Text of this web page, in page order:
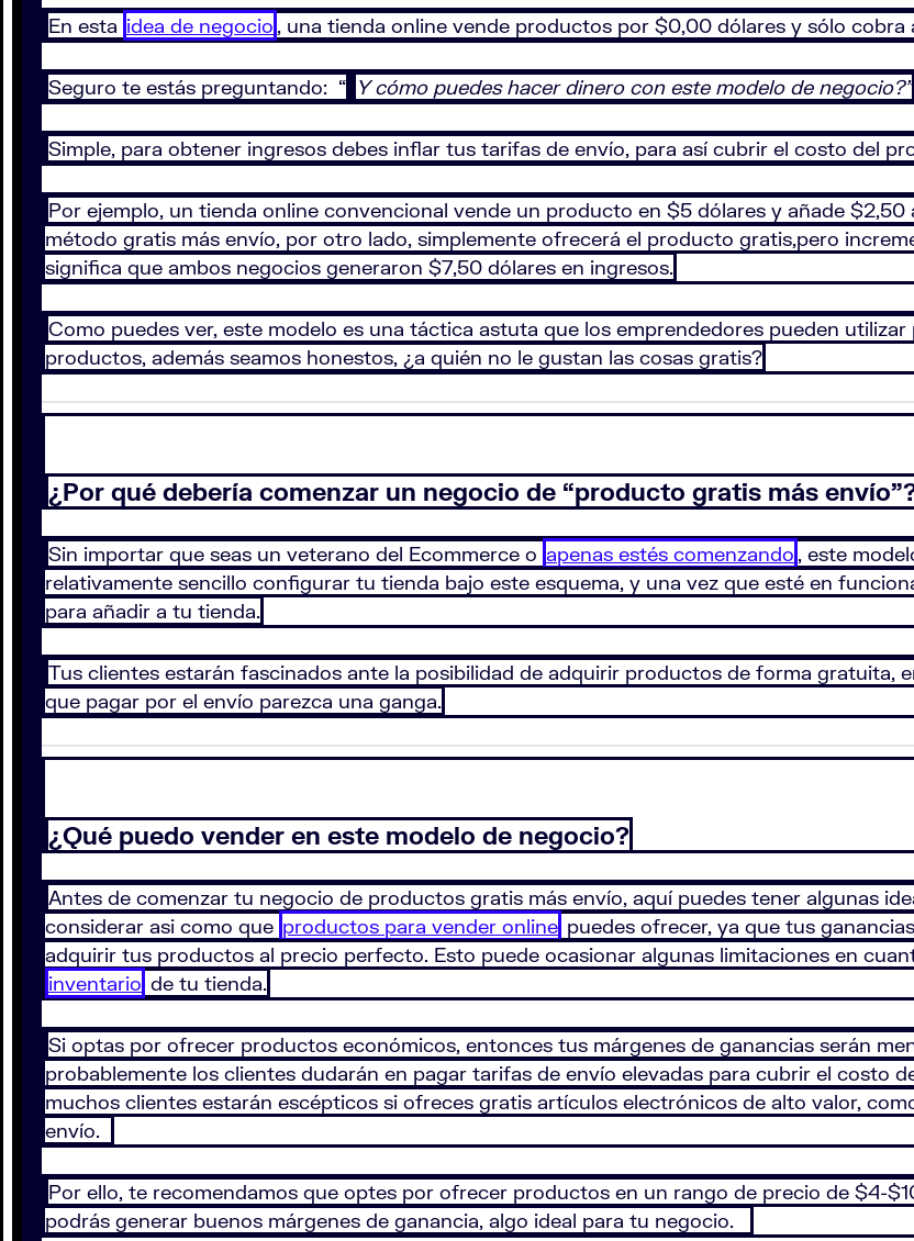
En esta idea de negocio , una tienda online vende productos por $0,00 dólares y sólo cobra
Seguro te estás preguntando: “ Y cómo puedes hacer dinero con este modelo de negocio?”
Simple, para obtener ingresos debes inflar tus tarifas de envío, para así cubrir el costo del
Por ejemplo, un tienda online convencional vende un producto en $5 dólares y añade $2,50
método gratis más envío, por otro lado, simplemente ofrecerá el producto gratis,pero
significa que ambos negocios generaron $7,50 dólares en ingresos.
Como puedes ver, este modelo es una táctica astuta que los emprendedores pueden
productos, además seamos honestos, ¿a quién no le gustan las cosas gratis?
¿Por qué debería comenzar un negocio de “producto gratis más
Sin importar que seas un veterano del Ecommerce o apenas estés comenzando , este
relativamente sencillo configurar tu tienda bajo este esquema, y una vez que esté en
para añadir a tu tienda.
Tus clientes estarán fascinados ante la posibilidad de adquirir productos de forma gratuita,
que pagar por el envío parezca una ganga.
¿Qué puedo vender en este modelo de negocio?
Antes de comenzar tu negocio de productos gratis más envío, aquí puedes tener algunas
considerar asi como que productos para vender online puedes ofrecer, ya que tus
adquirir tus productos al precio perfecto. Esto puede ocasionar algunas limitaciones en
inventario de tu tienda.
Si optas por ofrecer productos económicos, entonces tus márgenes de ganancias serán
probablemente los clientes dudarán en pagar tarifas de envío elevadas para cubrir el costo
muchos clientes estarán escépticos si ofreces gratis artículos electrónicos de alto valor,
envío.
Por ello, te recomendamos que optes por ofrecer productos en un rango de precio de $4-
podrás generar buenos márgenes de ganancia, algo ideal para tu negocio.